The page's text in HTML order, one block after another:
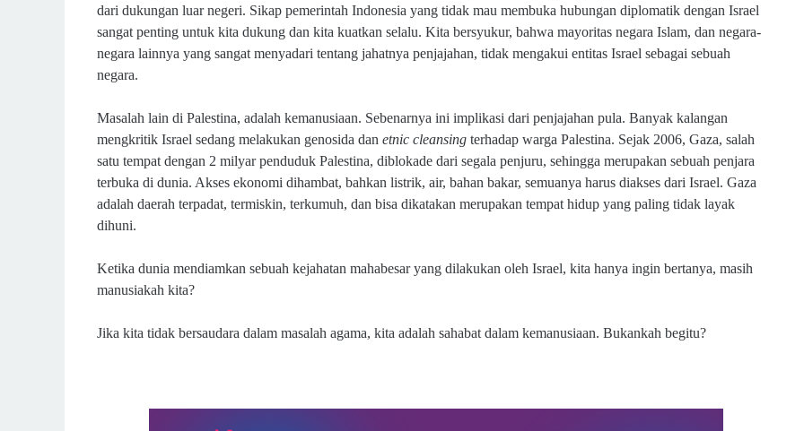
dari dukungan luar negeri. Sikap pemerintah Indonesia yang tidak mau membuka hubungan diplomatik dengan Israel
sangat penting untuk kita dukung dan kita kuatkan selalu. Kita bersyukur, bahwa mayoritas negara Islam, dan negara-
negara lainnya yang sangat menyadari tentang jahatnya penjajahan, tidak mengakui entitas Israel sebagai sebuah
negara.
Masalah lain di Palestina, adalah kemanusiaan. Sebenarnya ini implikasi dari penjajahan pula. Banyak kalangan
mengkritik Israel sedang melakukan genosida dan etnic cleansing terhadap warga Palestina. Sejak 2006, Gaza, salah
satu tempat dengan 2 milyar penduduk Palestina, diblokade dari segala penjuru, sehingga merupakan sebuah penjara
terbuka di dunia. Akses ekonomi dihambat, bahkan listrik, air, bahan bakar, semuanya harus diakses dari Israel. Gaza
adalah daerah terpadat, termiskin, terkumuh, dan bisa dikatakan merupakan tempat hidup yang paling tidak layak
dihuni.
Ketika dunia mendiamkan sebuah kejahatan mahabesar yang dilakukan oleh Israel, kita hanya ingin bertanya, masih
manusiakah kita?
Jika kita tidak bersaudara dalam masalah agama, kita adalah sahabat dalam kemanusiaan. Bukankah begitu?